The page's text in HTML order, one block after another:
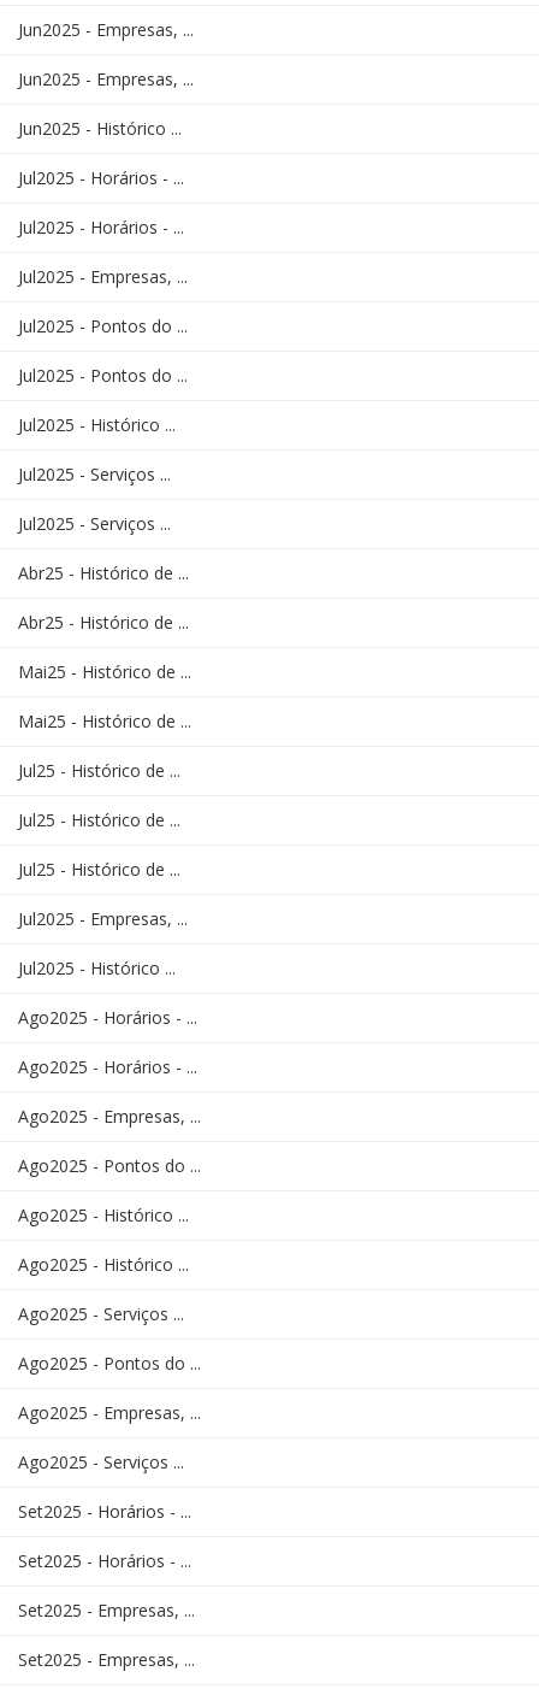
Jun2025 - Empresas, ...
Jun2025 - Empresas, ...
Jun2025 - Histórico ...
Jul2025 - Horários - ...
Jul2025 - Horários - ...
Jul2025 - Empresas, ...
Jul2025 - Pontos do ...
Jul2025 - Pontos do ...
Jul2025 - Histórico ...
Jul2025 - Serviços ...
Jul2025 - Serviços ...
Abr25 - Histórico de ...
Abr25 - Histórico de ...
Mai25 - Histórico de ...
Mai25 - Histórico de ...
Jul25 - Histórico de ...
Jul25 - Histórico de ...
Jul25 - Histórico de ...
Jul2025 - Empresas, ...
Jul2025 - Histórico ...
Ago2025 - Horários - ...
Ago2025 - Horários - ...
Ago2025 - Empresas, ...
Ago2025 - Pontos do ...
Ago2025 - Histórico ...
Ago2025 - Histórico ...
Ago2025 - Serviços ...
Ago2025 - Pontos do ...
Ago2025 - Empresas, ...
Ago2025 - Serviços ...
Set2025 - Horários - ...
Set2025 - Horários - ...
Set2025 - Empresas, ...
Set2025 - Empresas, ...